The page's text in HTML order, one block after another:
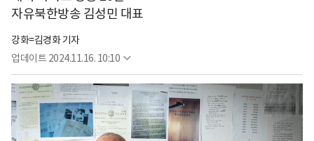
자유북한방송 김성민 대표
강화=김경화 기자
업데이트 2024.11.16. 10:10